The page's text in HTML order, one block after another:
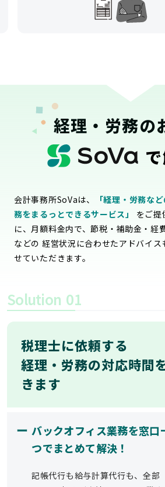
経理・労務の
会計事務所SoVaは、
「経理・労務な
務をまるっとできるサービス」
をご提
に、月額料金内で、節税・補助金・経
などの 経営状況に合わせたアドバイ
せていただきます。
Solution 01
税理士に依頼する
経理・労務の対応時間
きます
ー バックオフィス業務を窓口
つでまとめて解決！
記帳代行も給与計算代行も、全部